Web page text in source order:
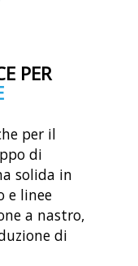
PER
per il
di
solida in
e linee
a nastro,
di